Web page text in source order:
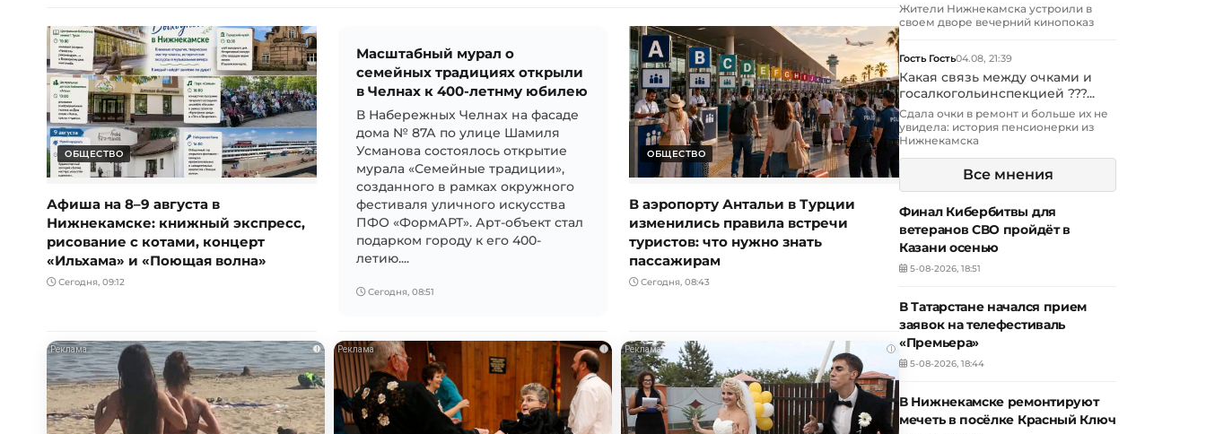
ОБЩЕСТВО
Афиша на 8–9 августа в
Нижнекамске: книжный экспресс,
рисование с котами, концерт
«Ильхама» и «Поющая волна»
Сегодня, 09:12
Масштабный мурал о
семейных традициях открыли
в Челнах к 400-летнму юбилею
В Набережных Челнах на фасаде
дома № 87А по улице Шамиля
Усманова состоялось открытие
мурала «Семейные традиции»,
созданного в рамках окружного
фестиваля уличного искусства
ПФО «ФормАРТ». Арт-объект стал
подарком городу к его 400-
летию....
Сегодня, 08:51
ОБЩЕСТВО
В аэропорту Антальи в Турции
изменились правила встречи
туристов: что нужно знать
пассажирам
Сегодня, 08:43
i i i
Жители Нижнекамска устроили в
своем дворе вечерний кинопоказ
Гость Гость04.08, 21:39
Какая связь между очками и
госалкогольинспекцией ???...
Сдала очки в ремонт и больше их не
увидела: история пенсионерки из
Нижнекамска
Все мнения
Финал Кибербитвы для
ветеранов СВО пройдёт в
Казани осенью
5-08-2026, 18:51
В Татарстане начался прием
заявок на телефестиваль
«Премьера»
5-08-2026, 18:44
В Нижнекамске ремонтируют
мечеть в посёлке Красный Ключ